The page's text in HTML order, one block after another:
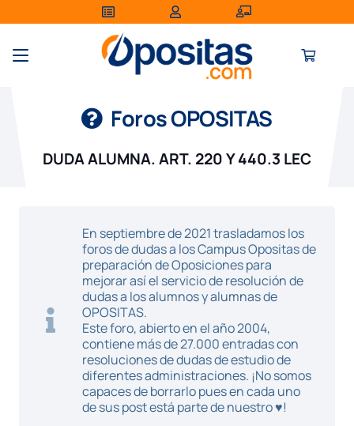
Foros OPOSITAS
DUDA ALUMNA. ART. 220 Y 440.3 LEC
En septiembre de 2021 trasladamos los
foros de dudas a los Campus Opositas de
preparación de Oposiciones para
mejorar así el servicio de resolución de
dudas a los alumnos y alumnas de
OPOSITAS.
Este foro, abierto en el año 2004,
contiene más de 27.000 entradas con
resoluciones de dudas de estudio de
diferentes administraciones. ¡No somos
capaces de borrarlo pues en cada uno
de sus post está parte de nuestro ♥!